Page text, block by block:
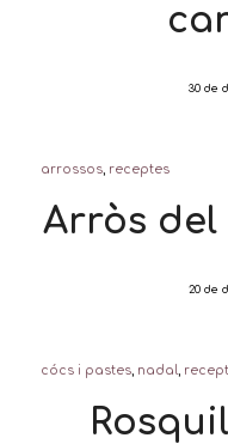
30 de
arrossos, receptes
Arròs del
20 de
cócs i pastes, nadal